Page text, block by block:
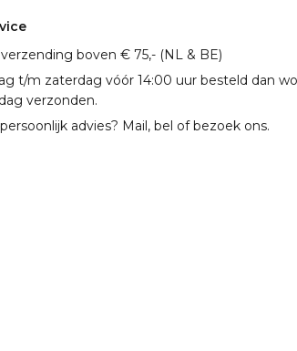
verzending boven € 75,- (NL & BE)
t/m zaterdag vóór 14:00 uur besteld dan
verzonden.
advies? Mail, bel of bezoek ons.